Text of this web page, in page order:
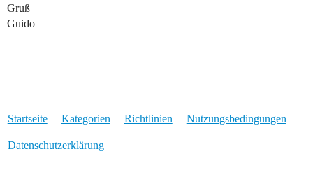
Gruß
Guido
Startseite Kategorien Richtlinien Nutzungsbedingungen
Datenschutzerklärung